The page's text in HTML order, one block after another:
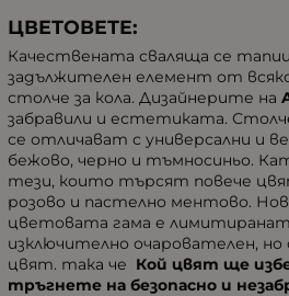
ЦВЕТОВЕТЕ:
Качествената сваляща се
задължителен елемент от
столче за кола. Дизайнерите на
забравили и естетиката.
се отличават с универсални и
бежово, черно и тъмносиньо.
тези, които търсят повече
розово и пастелно ментово.
цветовата гама е
изключително очарователен,
цвят. така че Кой цвят ще
тръгнете на безопасно и